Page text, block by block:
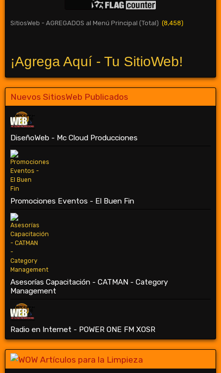
SitiosWeb - AGREGADOS al Menú Principal (Total) (8,458)
¡Agrega Aquí - Tu SitioWeb!
Nuevos SitiosWeb Publicados
DiseñoWeb - Mc Cloud Producciones
Promociones Eventos - El Buen Fin
Asesorías Capacitación - CATMAN - Category
Management
Radio en Internet - POWER ONE FM XOSR